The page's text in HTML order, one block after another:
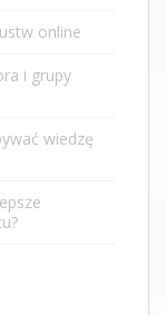
online
i grupy
wiedzę